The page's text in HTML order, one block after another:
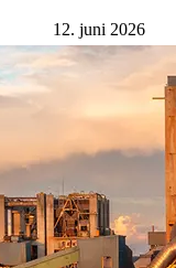
12. juni 2026
Se alla nyheter
Till Slitefabriken